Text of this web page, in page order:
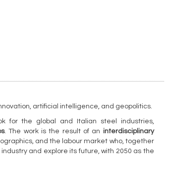
artificial intelligence, and geopolitics.
for the global and Italian steel industries,
. The work is the result of an interdisciplinary
and the labour market who, together
and explore its future, with 2050 as the